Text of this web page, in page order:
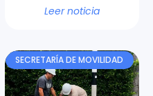
Leer noticia
SECRETARÍA DE MOVILIDAD